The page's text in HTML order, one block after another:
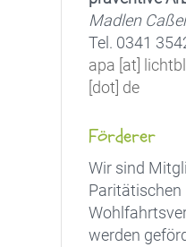
Madlen
Tel. 0341
apa [at]
[dot] de
Förderer
Wir sind
Paritätischen
werden